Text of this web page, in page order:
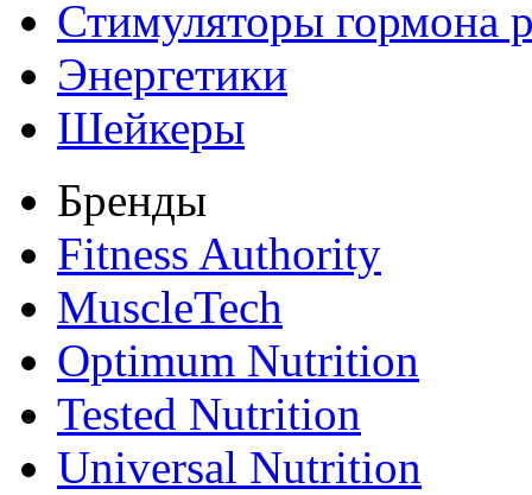
Стимуляторы гормона
Энергетики
Шейкеры
Бренды
Fitness Authority
MuscleTech
Optimum Nutrition
Tested Nutrition
Universal Nutrition